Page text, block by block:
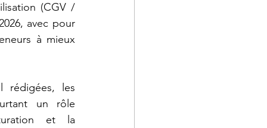
(CGV /
avec pour
à mieux
rédigées, les
un rôle
et la